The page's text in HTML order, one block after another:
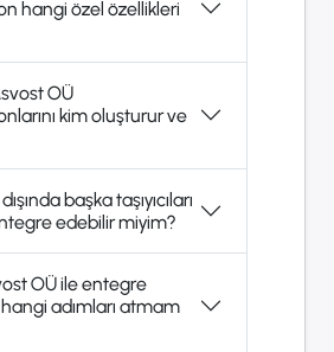
hangi özel özellikleri
OÜ
kim oluşturur ve
başka taşıyıcıları
edebilir miyim?
OÜ ile entegre
adımları atmam